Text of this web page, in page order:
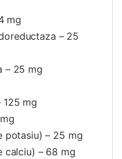
mg
– 25
– 25 mg
125 mg
potasiu) – 25 mg
calciu) – 68 mg